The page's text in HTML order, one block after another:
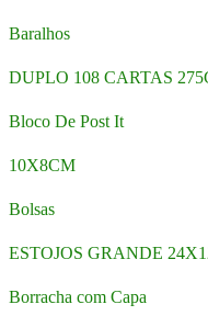
Baralhos
DUPLO 108 CARTAS
Bloco De Post It
10X8CM
Bolsas
ESTOJOS GRANDE
Borracha com Capa